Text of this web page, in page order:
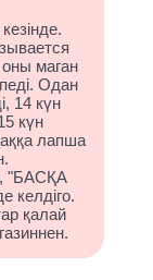
маган
Одан
14 күн
күн
лапша
"БАСҚА
қалай